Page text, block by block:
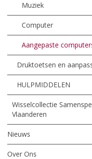
Muziek
Computer
Aangepaste
Druktoetsen en
HULPMIDDELEN
Wisselcollectie
Vlaanderen
Nieuws
Over Ons